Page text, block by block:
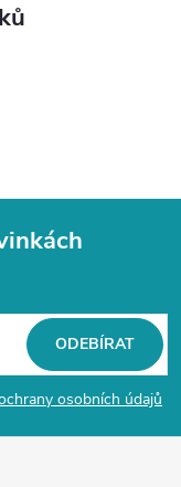
osobních údajů
ODEBÍRAT